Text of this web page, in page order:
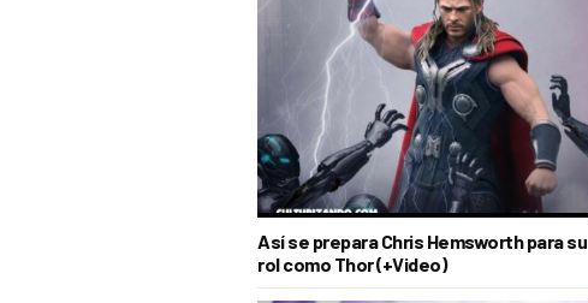
Así se prepara Chris Hemsworth para su
rol como Thor (+Video)